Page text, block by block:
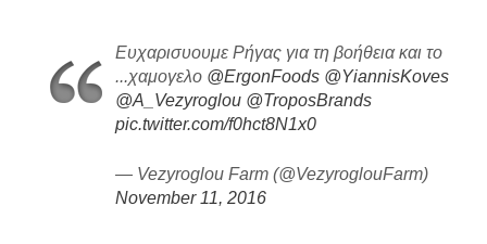
Ευχαρισυουμε Ρήγας για τη βοήθεια και το
...χαμογελο @ErgonFoods @YiannisKoves
@A_Vezyroglou @TroposBrands
pic.twitter.com/f0hct8N1x0
— Vezyroglou Farm (@VezyroglouFarm)
November 11, 2016